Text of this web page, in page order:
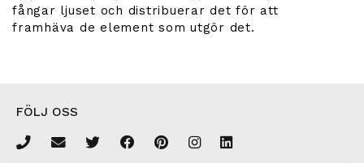
fångar ljuset och distribuerar det för att
framhäva de element som utgör det.
FÖLJ OSS